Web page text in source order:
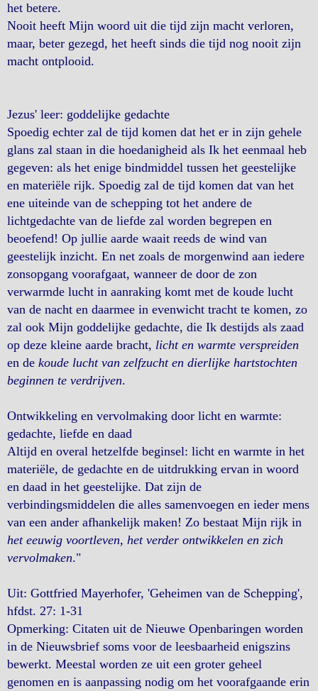
het betere.
Nooit heeft Mijn woord uit die tijd zijn macht verloren,
maar, beter gezegd, het heeft sinds die tijd nog nooit zijn
macht ontplooid.
Jezus' leer: goddelijke gedachte
Spoedig echter zal de tijd komen dat het er in zijn gehele
glans zal staan in die hoedanigheid als Ik het eenmaal heb
gegeven: als het enige bindmiddel tussen het geestelijke
en materiële rijk. Spoedig zal de tijd komen dat van het
ene uiteinde van de schepping tot het andere de
lichtgedachte van de liefde zal worden begrepen en
beoefend! Op jullie aarde waait reeds de wind van
geestelijk inzicht. En net zoals de morgenwind aan iedere
zonsopgang voorafgaat, wanneer de door de zon
verwarmde lucht in aanraking komt met de koude lucht
van de nacht en daarmee in evenwicht tracht te komen, zo
zal ook Mijn goddelijke gedachte, die Ik destijds als zaad
op deze kleine aarde bracht, licht en warmte verspreiden
en de koude lucht van zelfzucht en dierlijke hartstochten
beginnen te verdrijven.
Ontwikkeling en vervolmaking door licht en warmte:
gedachte, liefde en daad
Altijd en overal hetzelfde beginsel: licht en warmte in het
materiële, de gedachte en de uitdrukking ervan in woord
en daad in het geestelijke. Dat zijn de
verbindingsmiddelen die alles samenvoegen en ieder mens
van een ander afhankelijk maken! Zo bestaat Mijn rijk in
het eeuwig voortleven, het verder ontwikkelen en zich
vervolmaken."
Uit: Gottfried Mayerhofer, 'Geheimen van de Schepping',
hfdst. 27: 1-31
Opmerking: Citaten uit de Nieuwe Openbaringen worden
in de Nieuwsbrief soms voor de leesbaarheid enigszins
bewerkt. Meestal worden ze uit een groter geheel
genomen en is aanpassing nodig om het voorafgaande erin